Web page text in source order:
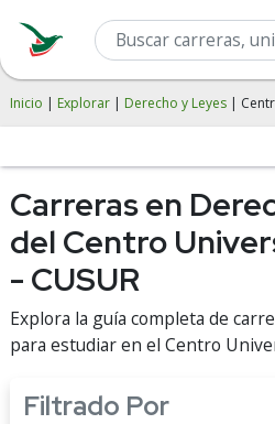
Inicio | Explorar | Derecho y Leyes |
Carreras en
del Centro
- CUSUR
Explora la guía completa de
para estudiar en el Centro
Filtrado Por